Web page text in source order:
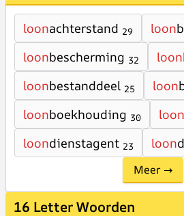
loonachterstand 29 loon
loonbescherming 32 loon
loonbestanddeel 25 loon
loonboekhouding 30 loon
loondienstagent 23 loon
Meer →
16 Letter Woorden